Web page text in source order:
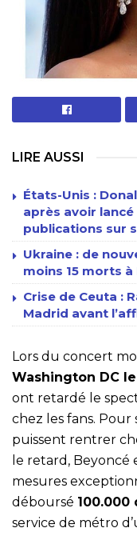
LIRE AUSSI
États-Unis :
après avoir
publications sur
Ukraine : de
moins 15 morts
Crise de Ceuta :
Madrid avant
Lors du concert
Washington DC
ont retardé le
chez les fans. Pour
puissent rentrer
le retard, Beyoncé
mesures
déboursé 100.000
service de métro